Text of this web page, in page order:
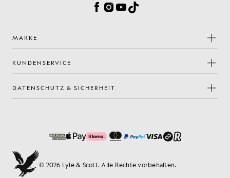
Facebook
Instagram
YouTube
TikTok
MARKE
KUNDENSERVICE
DATENSCHUTZ & SICHERHEIT
© 2026 Lyle & Scott. Alle Rechte vorbehalten.